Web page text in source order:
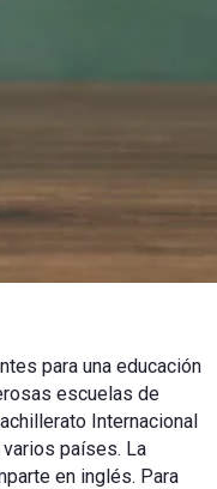
para una educación
escuelas de
Internacional
países. La
en inglés. Para